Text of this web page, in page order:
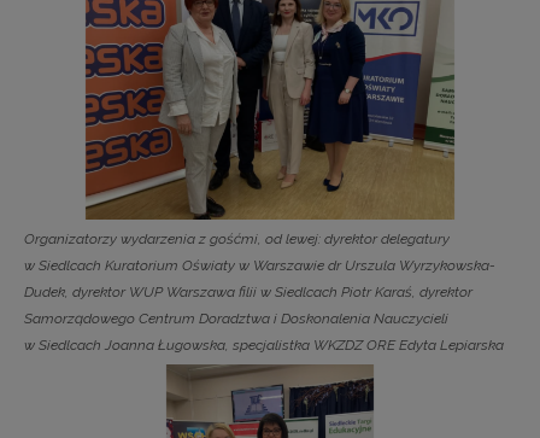
Organizatorzy wydarzenia z gośćmi, od lewej: dyrektor delegatury
w Siedlcach Kuratorium Oświaty w Warszawie dr Urszula Wyrzykowska-
Dudek, dyrektor WUP Warszawa filii w Siedlcach Piotr Karaś, dyrektor
Samorządowego Centrum Doradztwa i Doskonalenia Nauczycieli
w Siedlcach Joanna Ługowska, specjalistka WKZDZ ORE Edyta Lepiarska